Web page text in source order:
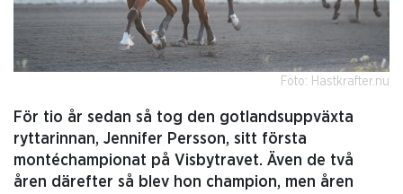
Foto: Hastkrafter.nu
För tio år sedan så tog den gotlandsuppväxta
ryttarinnan, Jennifer Persson, sitt första
montéchampionat på Visbytravet. Även de två
åren därefter så blev hon champion, men åren